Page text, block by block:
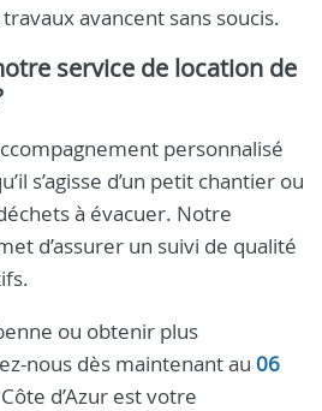
avancent sans soucis.
service de location de
personnalisé
s’agisse d’un petit chantier ou
à évacuer. Notre
d’assurer un suivi de qualité
ou obtenir plus
nous dès maintenant au 06
d’Azur est votre